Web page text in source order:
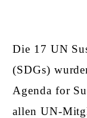
Die 17 UN
(SDGs)
Agenda for
allen UN-